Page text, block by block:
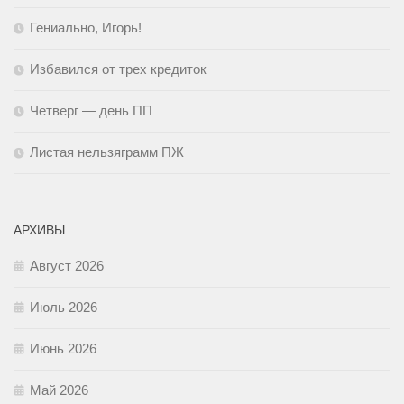
Гениально, Игорь!
Избавился от трех кредиток
Четверг — день ПП
Листая нельзяграмм ПЖ
АРХИВЫ
Август 2026
Июль 2026
Июнь 2026
Май 2026